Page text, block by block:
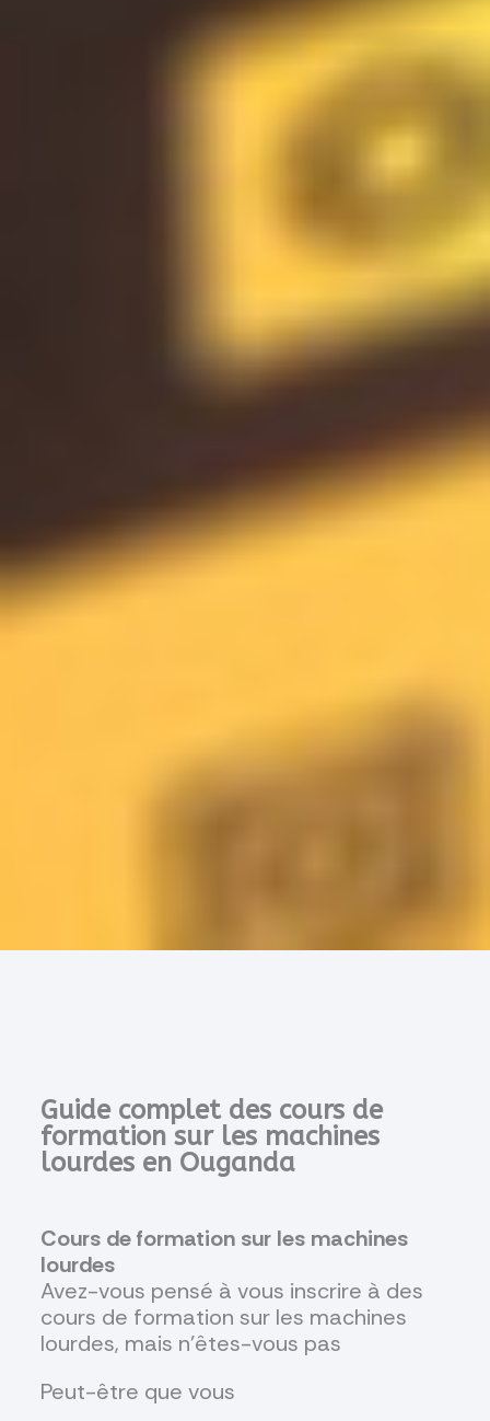
Guide complet des cours de
formation sur les machines
lourdes en Ouganda
Cours de formation sur les machines
lourdes
Avez-vous pensé à vous inscrire à des
cours de formation sur les machines
lourdes, mais n'êtes-vous pas
Peut-être que vous